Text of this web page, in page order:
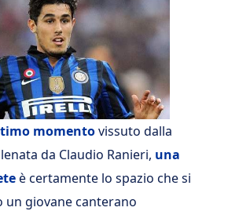
momentovissuto dalla
da Claudio Ranieri, una
è certamente lo spazio che si
un giovane canterano